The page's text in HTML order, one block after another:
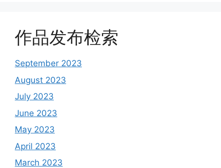
作品发布检索
September 2023
August 2023
July 2023
June 2023
May 2023
April 2023
March 2023